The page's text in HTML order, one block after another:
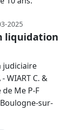
2025
liquidation
judiciaire
WIART C. &
de Me P-F
sur-